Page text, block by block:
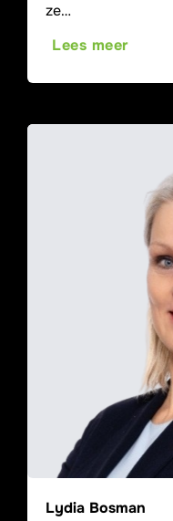
ze…
Lees meer
Lydia Bosman